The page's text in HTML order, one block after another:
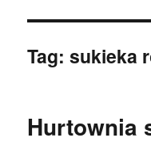
Tag:sukieka
Hurtownia